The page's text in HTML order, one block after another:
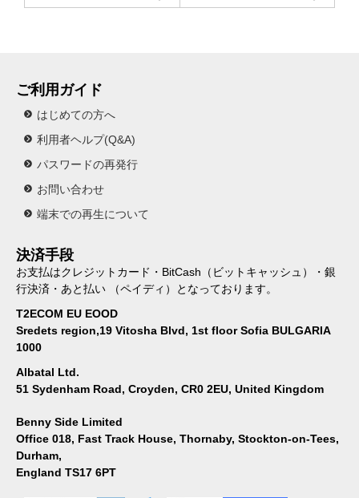
ご利用ガイド
はじめての方へ
利用者ヘルプ(Q&A)
パスワードの再発行
お問い合わせ
端末での再生について
決済手段
お支払はクレジットカード・BitCash（ビットキャッシュ）・銀
行決済・あと払い （ペイディ）となっております。
T2ECOM EU EOOD
Sredets region,19 Vitosha Blvd, 1st floor Sofia BULGARIA
1000
Albatal Ltd.
51 Sydenham Road, Croyden, CR0 2EU, United Kingdom
Benny Side Limited
Office 018, Fast Track House, Thornaby, Stockton-on-Tees,
Durham,
England TS17 6PT